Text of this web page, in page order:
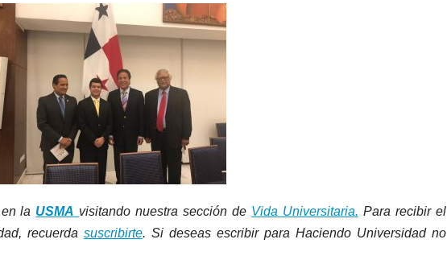
la USMA visitando nuestra sección de Vida Universitaria. Para recibir el
recuerda suscribirte. Si deseas escribir para Haciendo Universidad no